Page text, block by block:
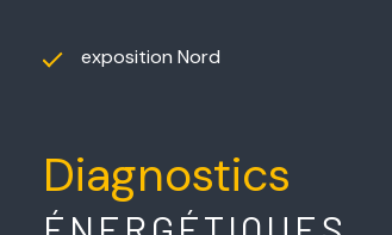
exposition Nord
Diagnostics